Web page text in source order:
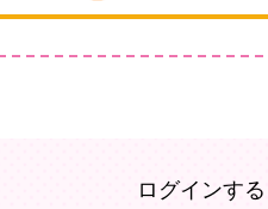
ログインす